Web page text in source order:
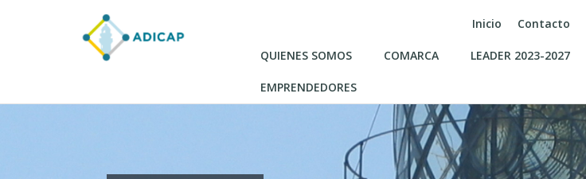
Inicio Contacto
QUIENES SOMOS COMARCA LEADER 2023-2027
EMPRENDEDORES